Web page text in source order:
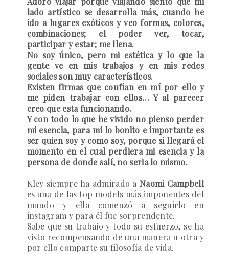
lado artístico se desarrolla más, cuando he
ido a lugares exóticos y veo formas, colores,
combinaciones; el poder ver, tocar,
participar y estar; me llena.
No soy único, pero mi estética y lo que la
gente ve en mis trabajos y en mis redes
sociales son muy característicos.
Existen firmas que confían en mí por ello y
me piden trabajar con ellos… Y al parecer
creo que esta funcionando.
Y con todo lo que he vivido no pienso perder
mi esencia, para mi lo bonito e importante es
ser quien soy y como soy, porque si llegará el
momento en el cual perdiera mi esencia y la
persona de donde salí, no seria lo mismo.
Kley siempre ha admirado a Naomi Campbell
es una de las top models más imponentes del
mundo y ella comenzó a seguirlo en
instagram y para él fue sorprendente.
Sabe que su trabajo y todo su esfuerzo, se ha
visto recompensando de una manera u otra y
por ello comparte su filosofía de vida.